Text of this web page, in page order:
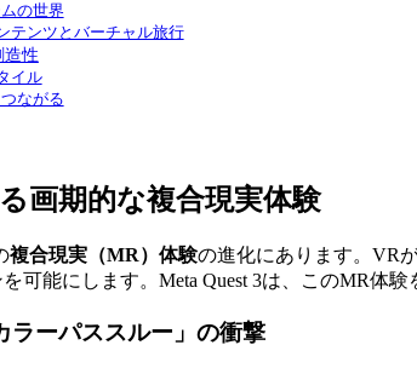
の世界
テンツとバーチャル旅行
造性
イル
ながる
画期的な複合現実体験
複合現実（MR）体験の進化にあります。VR
可能にします。Meta Quest 3は、このMR体
ラーパススルー」の衝撃